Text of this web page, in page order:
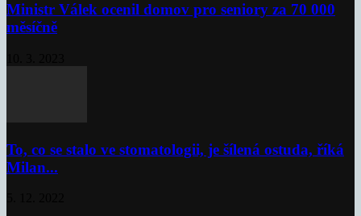
Ministr Válek ocenil domov pro seniory za 70 000
měsíčně
To, co se stalo ve stomatologii, je šílená ostuda, říká
Milan...